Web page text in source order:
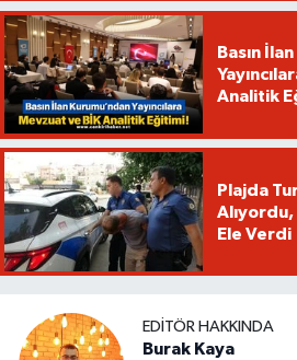
Basın
Analitik
Plajda
Alıyordu,
Ele Verdi
EDITÖR HAKKINDA
Burak Kaya